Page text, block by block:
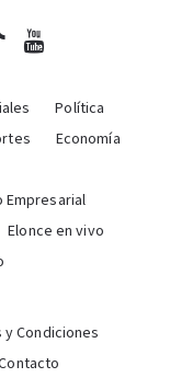
Política
Economía
Empresarial
Elonce en vivo
y Condiciones